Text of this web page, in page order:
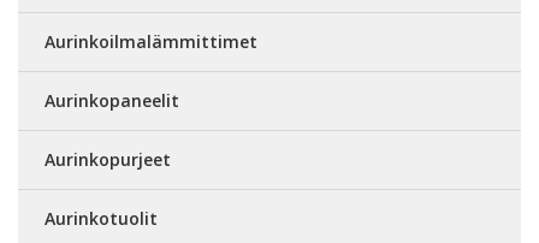
Aurinkoilmalämmittimet
Aurinkopaneelit
Aurinkopurjeet
Aurinkotuolit